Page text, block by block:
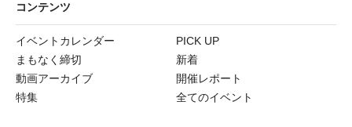
コンテンツ
イベントカレンダー
PICK UP
まもなく締切
新着
動画アーカイブ
開催レポート
特集
全てのイベント